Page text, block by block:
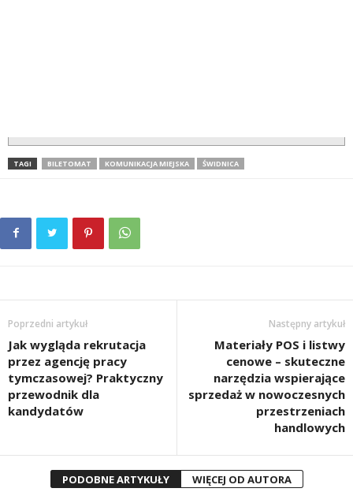
TAGI BILETOMAT KOMUNIKACJA MIEJSKA ŚWIDNICA
Poprzedni artykuł
Jak wygląda rekrutacja
przez agencję pracy
tymczasowej? Praktyczny
przewodnik dla
kandydatów
Następny artykuł
Materiały POS i listwy
cenowe – skuteczne
narzędzia wspierające
sprzedaż w nowoczesnych
przestrzeniach
handlowych
PODOBNE ARTYKUŁY WIĘCEJ OD AUTORA